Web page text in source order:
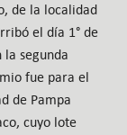
de la localidad
el día 1° de
segunda
fue para el
de Pampa
cuyo lote